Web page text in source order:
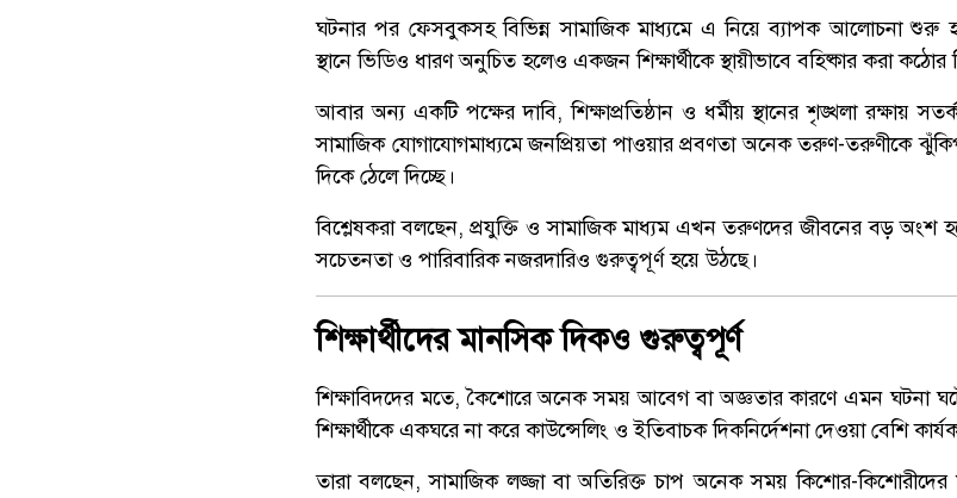
ঘটনার পর ফেসবুকসহ বিভিন্ন সামাজিক মাধ্যমে এ নিয়ে ব্যাপক আলোচনা শুরু
স্থানে ভিডিও ধারণ অনুচিত হলেও একজন শিক্ষার্থীকে স্থায়ীভাবে বহিষ্কার করা কঠোর
আবার অন্য একটি পক্ষের দাবি, শিক্ষাপ্রতিষ্ঠান ও ধর্মীয় স্থানের শৃঙ্খলা রক্ষায়
সামাজিক যোগাযোগমাধ্যমে জনপ্রিয়তা পাওয়ার প্রবণতা অনেক তরুণ-তরুণীকে
দিকে ঠেলে দিচ্ছে।
বিশ্লেষকরা বলছেন, প্রযুক্তি ও সামাজিক মাধ্যম এখন তরুণদের জীবনের বড় অংশ
সচেতনতা ও পারিবারিক নজরদারিও গুরুত্বপূর্ণ হয়ে উঠছে।
শিক্ষার্থীদের মানসিক দিকও গুরুত্বপূর্ণ
শিক্ষাবিদদের মতে, কৈশোরে অনেক সময় আবেগ বা অজ্ঞতার কারণে এমন ঘটনা
শিক্ষার্থীকে একঘরে না করে কাউন্সেলিং ও ইতিবাচক দিকনির্দেশনা দেওয়া বেশি
তারা বলছেন, সামাজিক লজ্জা বা অতিরিক্ত চাপ অনেক সময় কিশোর-কিশোরীদের